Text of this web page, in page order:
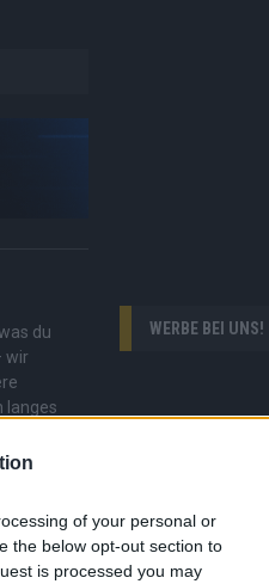
of your personal or
the below opt-out section to
is processed you may
du
wir
langes
WERBE BEI UNS!